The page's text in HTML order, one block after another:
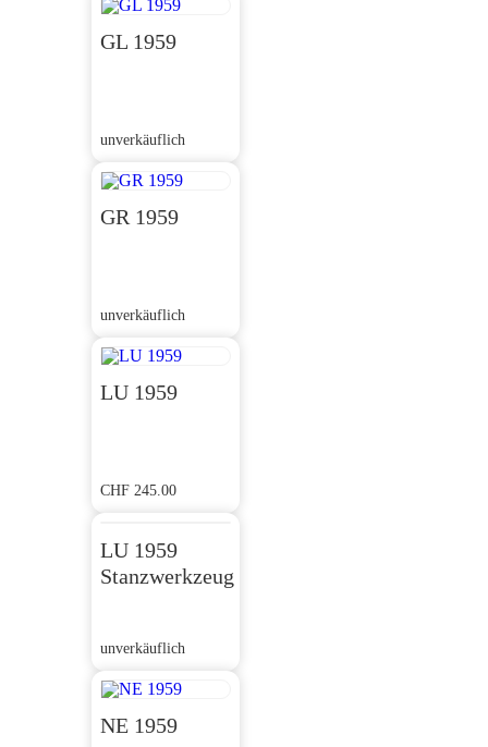
GL 1959
unverkäuflich
GR 1959
unverkäuflich
LU 1959
CHF 245.00
LU 1959
Stanzwerkzeug
unverkäuflich
NE 1959